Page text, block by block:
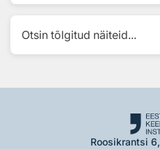
Otsin tõlgitud näiteid...
Roosikrantsi